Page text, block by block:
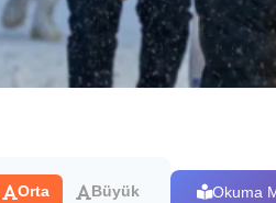
Orta Büyük Okuma